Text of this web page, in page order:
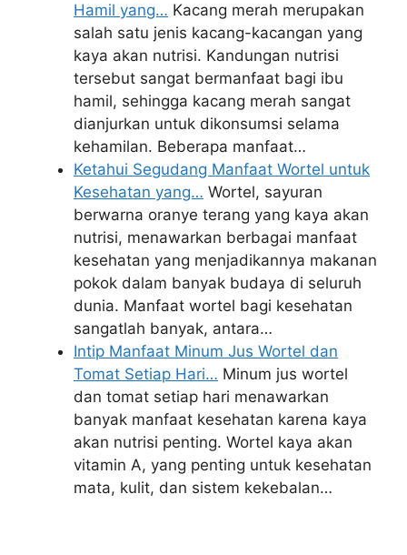
Hamil yang… Kacang merah merupakan
salah satu jenis kacang-kacangan yang
kaya akan nutrisi. Kandungan nutrisi
tersebut sangat bermanfaat bagi ibu
hamil, sehingga kacang merah sangat
dianjurkan untuk dikonsumsi selama
kehamilan. Beberapa manfaat…
Ketahui Segudang Manfaat Wortel untuk
Kesehatan yang… Wortel, sayuran
berwarna oranye terang yang kaya akan
nutrisi, menawarkan berbagai manfaat
kesehatan yang menjadikannya makanan
pokok dalam banyak budaya di seluruh
dunia. Manfaat wortel bagi kesehatan
sangatlah banyak, antara…
Intip Manfaat Minum Jus Wortel dan
Tomat Setiap Hari… Minum jus wortel
dan tomat setiap hari menawarkan
banyak manfaat kesehatan karena kaya
akan nutrisi penting. Wortel kaya akan
vitamin A, yang penting untuk kesehatan
mata, kulit, dan sistem kekebalan…